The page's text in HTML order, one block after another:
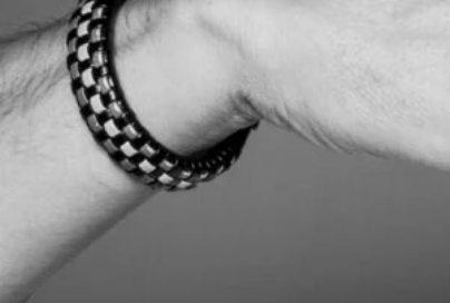
al
contenido